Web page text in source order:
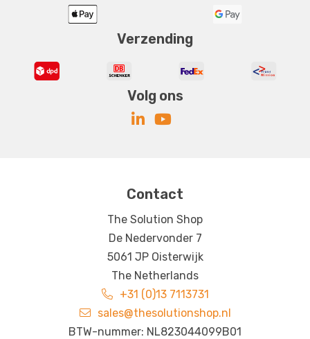
Verzending
Volg ons
Contact
The Solution Shop
De Nedervonder 7
5061 JP Oisterwijk
The Netherlands
+31 (0)13 7113731
sales@thesolutionshop.nl
BTW-nummer: NL823044099B01